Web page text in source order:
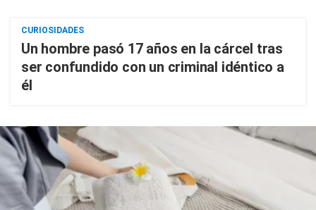
CURIOSIDADES
Un hombre pasó 17 años en la cárcel tras
ser confundido con un criminal idéntico a
él